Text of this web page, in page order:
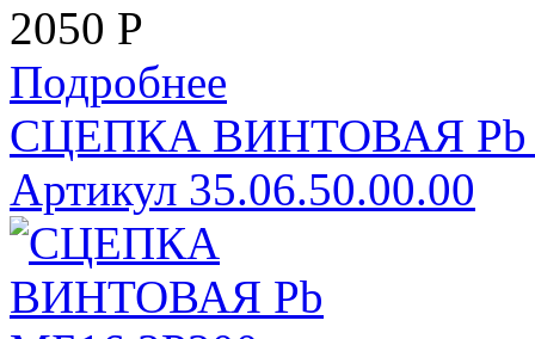
2050 Р
Подробнее
СЦЕПКА ВИНТОВАЯ Pb
Артикул 35.06.50.00.00